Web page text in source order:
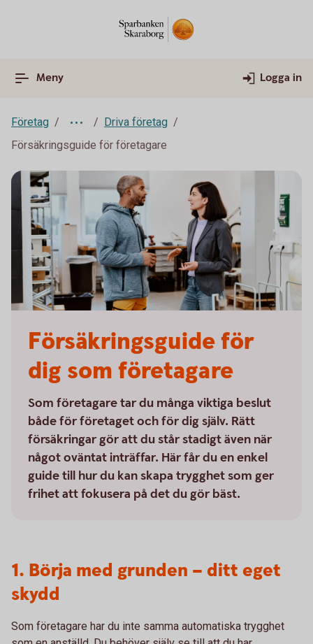
Meny Logga in
Företag
Driva företag
Försäkringsguide för företagare
Försäkringsguide för
dig som företagare
Som företagare tar du många viktiga beslut
både för företaget och för dig själv. Rätt
försäkringar gör att du står stadigt även när
något oväntat inträffar. Här får du en enkel
guide till hur du kan skapa trygghet som ger
frihet att fokusera på det du gör bäst.
1. Börja med grunden – ditt eget
skydd
Som företagare har du inte samma automatiska trygghet